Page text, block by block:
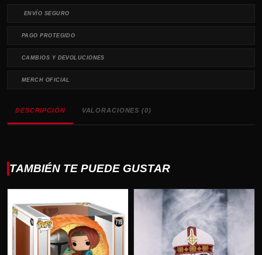
ENVÍO SEGURO
PAGO PROTEGIDO
CAMBIOS Y DEVOLUCIONES
MERCH OFICIAL
DESCRIPCIÓN VALORACIONES (0)
TAMBIÉN TE PUEDE GUSTAR